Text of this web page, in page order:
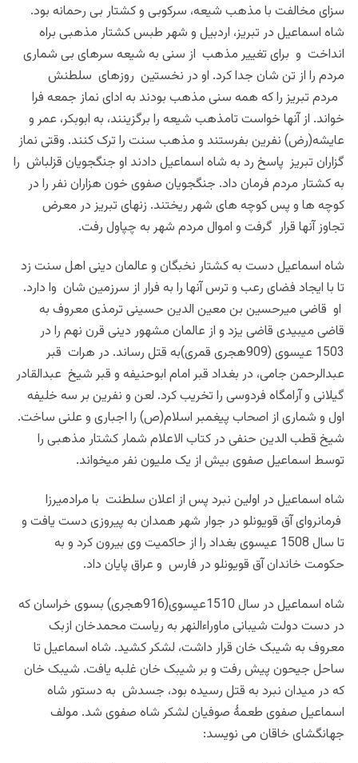
سزای مخالفت با مذهب شیعه، سرکوبی و کشتار بی رحمانه بود.
شاه اسماعیل در تبریز، اردبیل و شهر طبس کشتار مذهبی براه
انداخت و برای تغییر مذهب از سنی به شیعه سرهای بی شماری
مردم را از تن شان جدا کرد. او در نخستین روزهای سلطنش
مردم تبریز را که همه سنی مذهب بودند به ادای نماز جمعه فرا
خواند. از آنها خواست تامذهب شیعه را برگزینند، به ابوبکر، عمر و
عایشه(رض) نفرین بفرستند و مذهب سنت را ترک کنند. وقتی نماز
گزاران تبریز پاسخ رد به شاه اسماعیل دادند او جنگجویان قزلباش را
به کشتار مردم فرمان داد. جنگجویان صفوی خون هزاران نفر را در
کوچه ها و پس کوچه های شهر ریختند. زنهای تبریز در معرض
تجاوز آنها قرار گرفت و اموال مردم شهر به چپاول رفت.
شاه اسماعیل دست به کشتار نخبگان و عالمان دینی اهل سنت زد
تا با ایجاد فضای رعب و ترس آنها را به فرار از سرزمین شان وا دارد.
او قاضی میرحسین بن معین الدین حسینی ترمذی معروف به
قاضی میبیدی قاضی یزد و از عالمان مشهور دینی قرن نهم را در
1503 عیسوی (909هجری قمری)به قتل رساند. در هرات قبر
عبدالرحمن جامی، در بغداد قبر امام ابوحنیفه و قبر شیخ عبدالقادر
گیلانی و آرامگاه فردوسی را تخریب کرد. لعن و نفرین بر سه خلیفه
اول و شماری از اصحاب پیغمبر اسلام(ص) را اجباری و علنی ساخت.
شیخ قطب الدین حنفی در کتاب الاعلام شمار کشتار مذهبی را
توسط اسماعیل صفوی بیش از یک ملیون نفر میخواند.
شاه اسماعیل در اولین نبرد پس از اعلان سلطنت با مرادمیرزا
فرمانروای آق قویونلو در جوار شهر همدان به پیروزی دست یافت و
تا سال 1508 عیسوی بغداد را از حاکمیت وی بیرون کرد و به
حکومت خاندان آق قویونلو در فارس و عراق پایان داد.
شاه اسماعیل در سال 1510عیسوی(916هجری) بسوی خراسان که
در دست دولت شیبانی ماوراءالنهر به ریاست محمدخان ازبک
معروف به شیبک خان قرار داشت، لشکر کشید. شاه اسماعیل تا
ساحل جیحون پیش رفت و بر شیبک خان غلبه یافت. شیبک خان
که در میدان نبرد به قتل رسیده بود، جسدش به دستور شاه
اسماعیل صفوی طعمۀ صوفیان لشکر شاه صفوی شد. مولف
جهانگشای خاقان می نویسد: